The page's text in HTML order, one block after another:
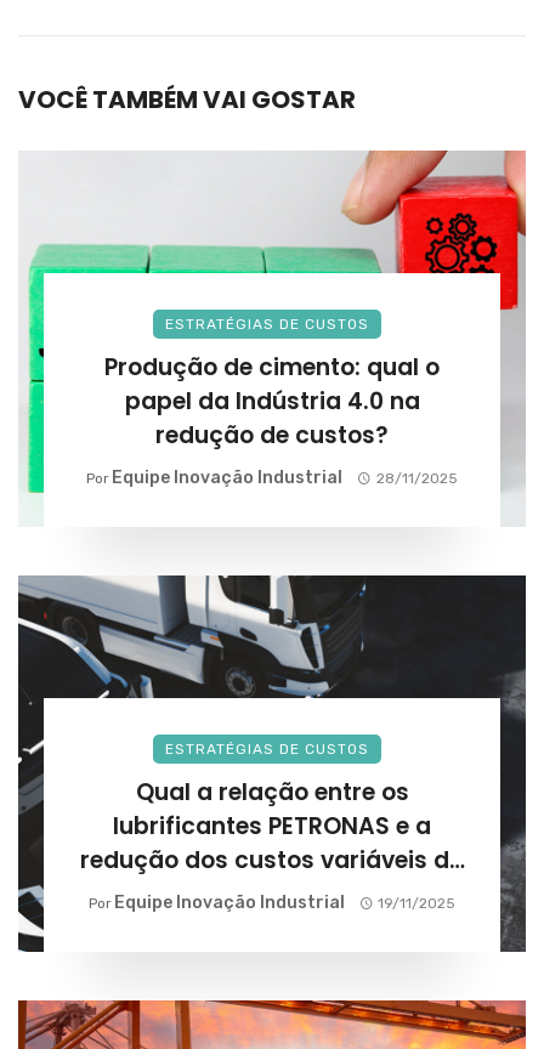
VOCÊ TAMBÉM VAI GOSTAR
ESTRATÉGIAS DE CUSTOS
Produção de cimento: qual o
papel da Indústria 4.0 na
redução de custos?
Por Equipe Inovação Industrial 28/11/2025
ESTRATÉGIAS DE CUSTOS
Qual a relação entre os
lubrificantes PETRONAS e a
redução dos custos variáveis da
frota?
Por Equipe Inovação Industrial 19/11/2025